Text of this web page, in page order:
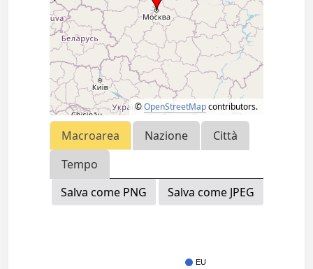
©OpenStreetMapcontributors.
Macroarea Nazione
Città
Tempo
Salva come PNG
Salva come JPEG
EU